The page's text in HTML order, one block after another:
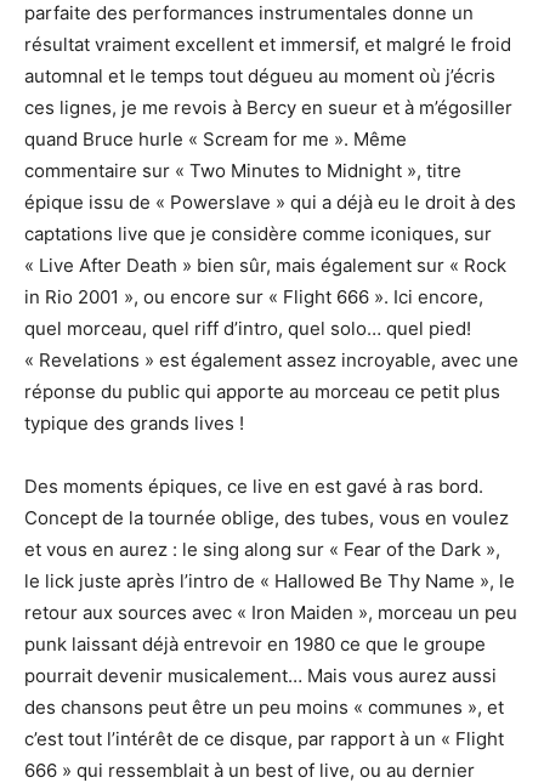
parfaite des performances instrumentales donne un
résultat vraiment excellent et immersif, et malgré le froid
automnal et le temps tout dégueu au moment où j’écris
ces lignes, je me revois à Bercy en sueur et à m’égosiller
quand Bruce hurle « Scream for me ». Même
commentaire sur « Two Minutes to Midnight », titre
épique issu de « Powerslave » qui a déjà eu le droit à des
captations live que je considère comme iconiques, sur
« Live After Death » bien sûr, mais également sur « Rock
in Rio 2001 », ou encore sur « Flight 666 ». Ici encore,
quel morceau, quel riff d’intro, quel solo… quel pied!
« Revelations » est également assez incroyable, avec une
réponse du public qui apporte au morceau ce petit plus
typique des grands lives !
Des moments épiques, ce live en est gavé à ras bord.
Concept de la tournée oblige, des tubes, vous en voulez
et vous en aurez : le sing along sur « Fear of the Dark »,
le lick juste après l’intro de « Hallowed Be Thy Name », le
retour aux sources avec « Iron Maiden », morceau un peu
punk laissant déjà entrevoir en 1980 ce que le groupe
pourrait devenir musicalement… Mais vous aurez aussi
des chansons peut être un peu moins « communes », et
c’est tout l’intérêt de ce disque, par rapport à un « Flight
666 » qui ressemblait à un best of live, ou au dernier